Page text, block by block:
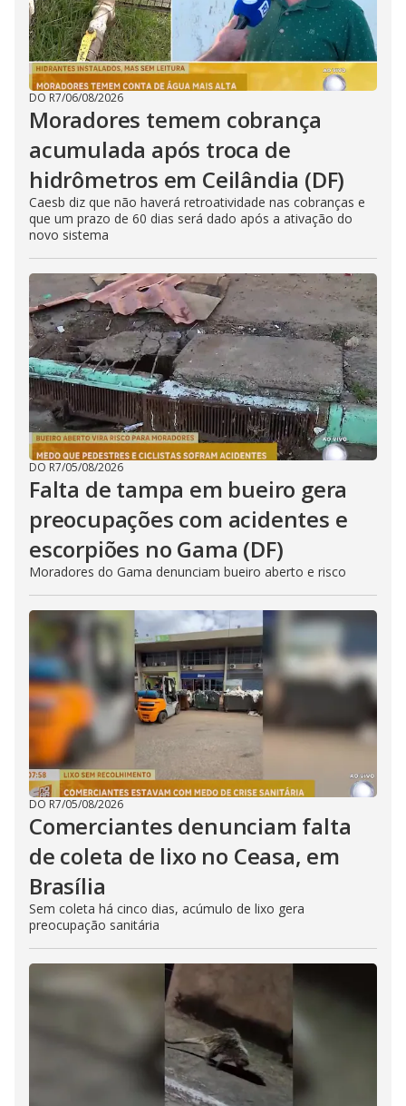
DO R7/06/08/2026
Moradores temem cobrança
acumulada após troca de
hidrômetros em Ceilândia (DF)
Caesb diz que não haverá retroatividade nas cobranças e
que um prazo de 60 dias será dado após a ativação do
novo sistema
DO R7/05/08/2026
Falta de tampa em bueiro gera
preocupações com acidentes e
escorpiões no Gama (DF)
Moradores do Gama denunciam bueiro aberto e risco
DO R7/05/08/2026
Comerciantes denunciam falta
de coleta de lixo no Ceasa, em
Brasília
Sem coleta há cinco dias, acúmulo de lixo gera
preocupação sanitária